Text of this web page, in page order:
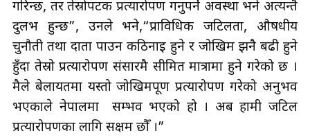
गरिन्छ, तर तेस्रोपटक प्रत्यारोपण गर्नुपर्ने अवस्था भने अत्यन्तै
दुर्लभ हुन्छ”, उनले भने,“प्राविधिक जटिलता, औषधीय
चुनौती तथा दाता पाउन कठिनाइ हुने र जोखिम झनै बढी हुने
हुँदा तेस्रो प्रत्यारोपण संसारमै सीमित मात्रामा हुने गरेको छ ।
मैले बेलायतमा यस्तो जोखिमपूर्ण प्रत्यारोपण गरेको अनुभव
भएकाले नेपालमा सम्भव भएको हो । अब हामी जटिल
प्रत्यारोपणका लागि सक्षम छौँ ।”